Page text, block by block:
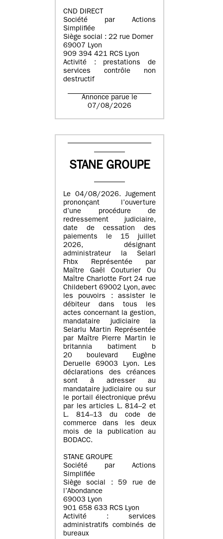
CND DIRECT
Société par Actions
Simplifiée
Siège social : 22 rue Domer
69007 Lyon
909 394 421 RCS Lyon
Activité : prestations de
services contrôle non
destructif
Annonce parue le
07/08/2026
STANE GROUPE
Le 04/08/2026. Jugement
prononçant l’ouverture
d’une procédure de
redressement judiciaire,
date de cessation des
paiements le 15 juillet
2026, désignant
administrateur la Selarl
Fhbx Représentée par
Maître Gaël Couturier Ou
Maître Charlotte Fort 24 rue
Childebert 69002 Lyon, avec
les pouvoirs : assister le
débiteur dans tous les
actes concernant la gestion,
mandataire judiciaire la
Selarlu Martin Représentée
par Maître Pierre Martin le
britannia batiment b
20 boulevard Eugène
Deruelle 69003 Lyon. Les
déclarations des créances
sont à adresser au
mandataire judiciaire ou sur
le portail électronique prévu
par les articles L. 814–2 et
L. 814–13 du code de
commerce dans les deux
mois de la publication au
BODACC.
STANE GROUPE
Société par Actions
Simplifiée
Siège social : 59 rue de
l’Abondance
69003 Lyon
901 658 633 RCS Lyon
Activité : services
administratifs combinés de
bureaux